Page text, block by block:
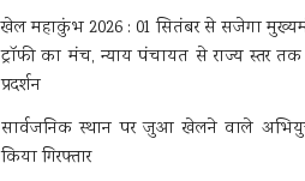
खेल महाकुंभ 2026 : 01 सितंबर से सजेगा
ट्रॉफी का मंच, न्याय पंचायत से राज्य स्तर तक
प्रदर्शन
सार्वजनिक स्थान पर जुआ खेलने वाले
किया गिरफ्तार